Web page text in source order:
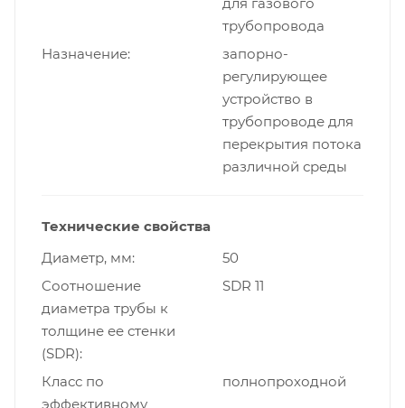
трубопровода
Назначение
запорно-
регулирующее
устройство в
трубопроводе для
перекрытия потока
различной среды
Технические свойства
Диаметр, мм
50
Cоотношение
диаметра трубы к
толщине ее стенки
(SDR)
SDR 11
Класс по
эффективному
полнопроходной